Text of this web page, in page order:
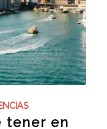
tener en